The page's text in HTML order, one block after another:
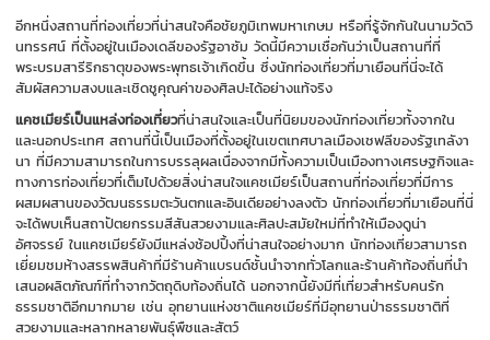
อีกหนึ่งสถานที่ท่องเที่ยวที่น่าสนใจคือชัยภูมิเทพมหาเกษม หรือที่รู้จักกันในนามวัดวิ
นทรรศน์ ที่ตั้งอยู่ในเมืองเดลีของรัฐอาซัม วัดนี้มีความเชื่อกันว่าเป็นสถานที่ที่
พระบรมสารีริกธาตุของพระพุทธเจ้าเกิดขึ้น ซึ่งนักท่องเที่ยวที่มาเยือนที่นี่จะได้
สัมผัสความสงบและเชิดชูคุณค่าของศิลปะได้อย่างแท้จริง
แคชเมียร์เป็นแหล่งท่องเที่ยวที่น่าสนใจและเป็นที่นิยมของนักท่องเที่ยวทั้งจากใน
และนอกประเทศ สถานที่นี้เป็นเมืองที่ตั้งอยู่ในเขตเทศบาลเมืองเชฟลีของรัฐเทลังา
นา ที่มีความสามารถในการบรรลุผลเนื่องจากมีทั้งความเป็นเมืองทางเศรษฐกิจและ
ทางการท่องเที่ยวที่เต็มไปด้วยสิ่งน่าสนใจแคชเมียร์เป็นสถานที่ท่องเที่ยวที่มีการ
ผสมผสานของวัฒนธรรมตะวันตกและอินเดียอย่างลงตัว นักท่องเที่ยวที่มาเยือนที่นี่
จะได้พบเห็นสถาปัตยกรรมสีสันสวยงามและศิลปะสมัยใหม่ที่ทำให้เมืองดูน่า
อัศจรรย์ ในแคชเมียร์ยังมีแหล่งช้อปปิ้งที่น่าสนใจอย่างมาก นักท่องเที่ยวสามารถ
เยี่ยมชมห้างสรรพสินค้าที่มีร้านค้าแบรนด์ชั้นนำจากทั่วโลกและร้านค้าท้องถิ่นที่นำ
เสนอผลิตภัณฑ์ที่ทำจากวัตถุดิบท้องถิ่นได้ นอกจากนี้ยังมีที่เที่ยวสำหรับคนรัก
ธรรมชาติอีกมากมาย เช่น อุทยานแห่งชาติแคชเมียร์ที่มีอุทยานป่าธรรมชาติที่
สวยงามและหลากหลายพันธุ์พืชและสัตว์